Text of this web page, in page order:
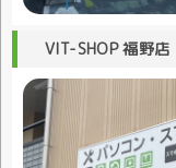
VIT-SHOP 福野店